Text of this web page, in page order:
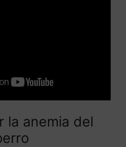
la anemia del